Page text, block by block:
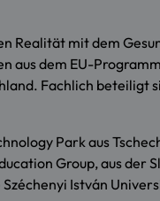
Realität mit dem
aus dem EU-
Fachlich beteiligt
Park aus
Group, aus
István